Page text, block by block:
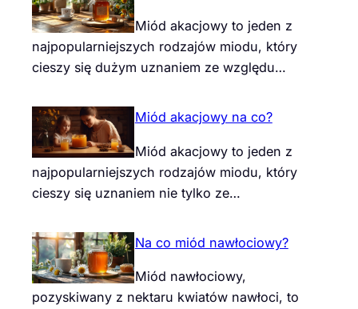
Miód akacjowy to jeden z
najpopularniejszych rodzajów miodu, który
cieszy się dużym uznaniem ze względu…
Miód akacjowy na co?
Miód akacjowy to jeden z
najpopularniejszych rodzajów miodu, który
cieszy się uznaniem nie tylko ze…
Na co miód nawłociowy?
Miód nawłociowy,
pozyskiwany z nektaru kwiatów nawłoci, to